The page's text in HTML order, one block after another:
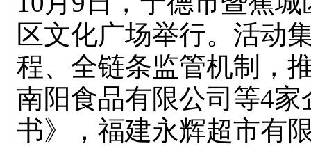
区文化广场举行。活动
程、全链条监管机制，
南阳食品有限公司等4
书》，福建永辉超市有